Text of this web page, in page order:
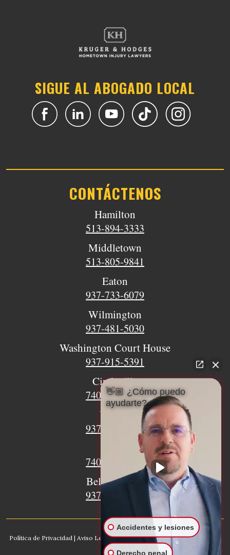
SIGUE AL ABOGADO LOCAL
CONTÁCTENOS
Hamilton
513-894-3333
Middletown
513-805-9841
Eaton
937-733-6079
Wilmington
937-481-5030
Washington Court House
937-915-5391
Circleville
740-620-9018
Urbana
937-770-8932
740-497-4233
Bellefontaine
937-468-5176
Política de Privacidad| Aviso Legal|Mapa del sitio|IA, Conozca nuestro
bufete
👋🏼 ¿Cómo puedo
ayudarte?
Accidentes y lesiones
Derecho penal